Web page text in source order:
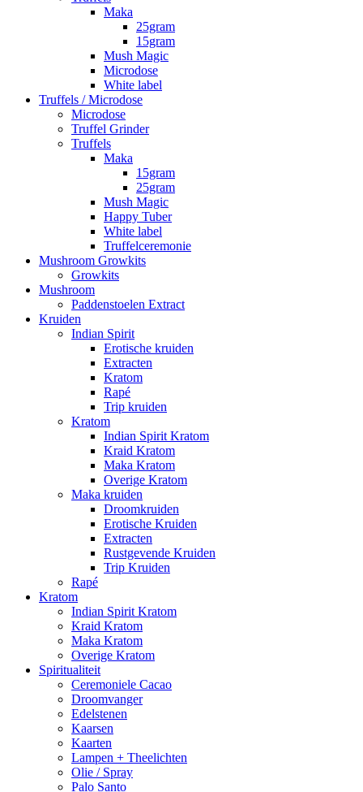
Maka
25gram
15gram
Mush Magic
Microdose
White label
Truffels / Microdose
Microdose
Truffel Grinder
Truffels
Maka
15gram
25gram
Mush Magic
Happy Tuber
White label
Truffelceremonie
Mushroom Growkits
Growkits
Mushroom
Paddenstoelen Extract
Kruiden
Indian Spirit
Erotische kruiden
Extracten
Kratom
Rapé
Trip kruiden
Kratom
Indian Spirit Kratom
Kraid Kratom
Maka Kratom
Overige Kratom
Maka kruiden
Droomkruiden
Erotische Kruiden
Extracten
Rustgevende Kruiden
Trip Kruiden
Rapé
Kratom
Indian Spirit Kratom
Kraid Kratom
Maka Kratom
Overige Kratom
Spiritualiteit
Ceremoniele Cacao
Droomvanger
Edelstenen
Kaarsen
Kaarten
Lampen + Theelichten
Olie / Spray
Palo Santo